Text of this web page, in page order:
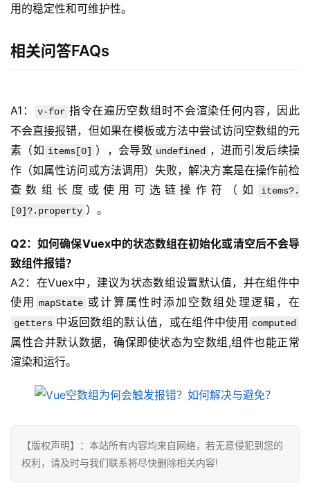
帮
技
术
教
程
网
站
运
维
虚
拟
行
业
用的稳定性和可维护性。
相关问答FAQs
A1： v-for 指令在遍历空数组时不会渲染任何内容，因此
不会直接报错，但如果在模板或方法中尝试访问空数组的元
素（如 items[0] ），会导致 undefined ，进而引发后续操
作（如属性访问或方法调用）失败，解决方案是在操作前检
查数组长度或使用可选链操作符（如
items?.
[0]?.property ）。
Q2：如何确保Vuex中的状态数组在初始化或清空后不会导
致组件报错？
A2：在Vuex中，建议为状态数组设置默认值，并在组件中
使用
mapState 或计算属性时添加空数组处理逻辑，在
getters 中返回数组的默认值，或在组件中使用 computed
属性合并默认数据，确保即使状态为空数组,组件也能正常
渲染和运行。
【版权声明】：本站所有内容均来自网络，若无意侵犯到您的
权利，请及时与我们联系将尽快删除相关内容!